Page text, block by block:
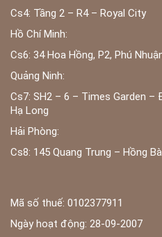
Cs4: Tầng 2 – R4 – Royal City
Hồ Chí Minh:
Cs6: 34 Hoa Hồng, P2, Phú
Quảng Ninh:
Cs7: SH2 – 6 – Times Garden –
Hạ Long
Hải Phòng:
Cs8: 145 Quang Trung – Hồng
Mã số thuế: 0102377911
Ngày hoạt động: 28-09-2007